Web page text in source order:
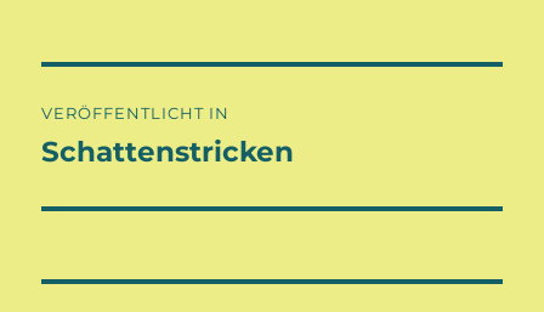
VERÖFFENTLICHT IN
Schattenstricken